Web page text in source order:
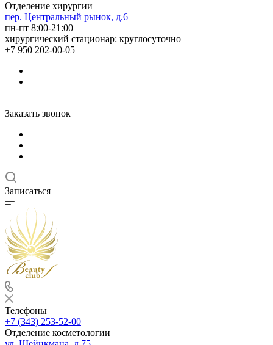
Отделение хирургии
пер. Центральный рынок, д.6
пн-пт 8:00-21:00
хирургический стационар: круглосуточно
+7 950 202-00-05
Заказать звонок
Записаться
Телефоны
+7 (343) 253-52-00
Отделение косметологии